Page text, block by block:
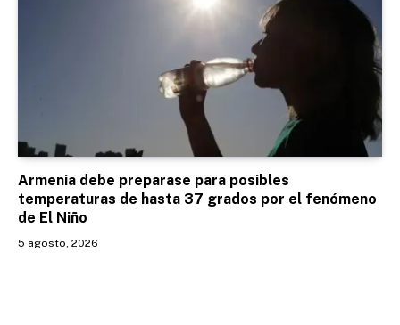
Armenia debe preparase para posibles
temperaturas de hasta 37 grados por el fenómeno
de El Niño
5 agosto, 2026